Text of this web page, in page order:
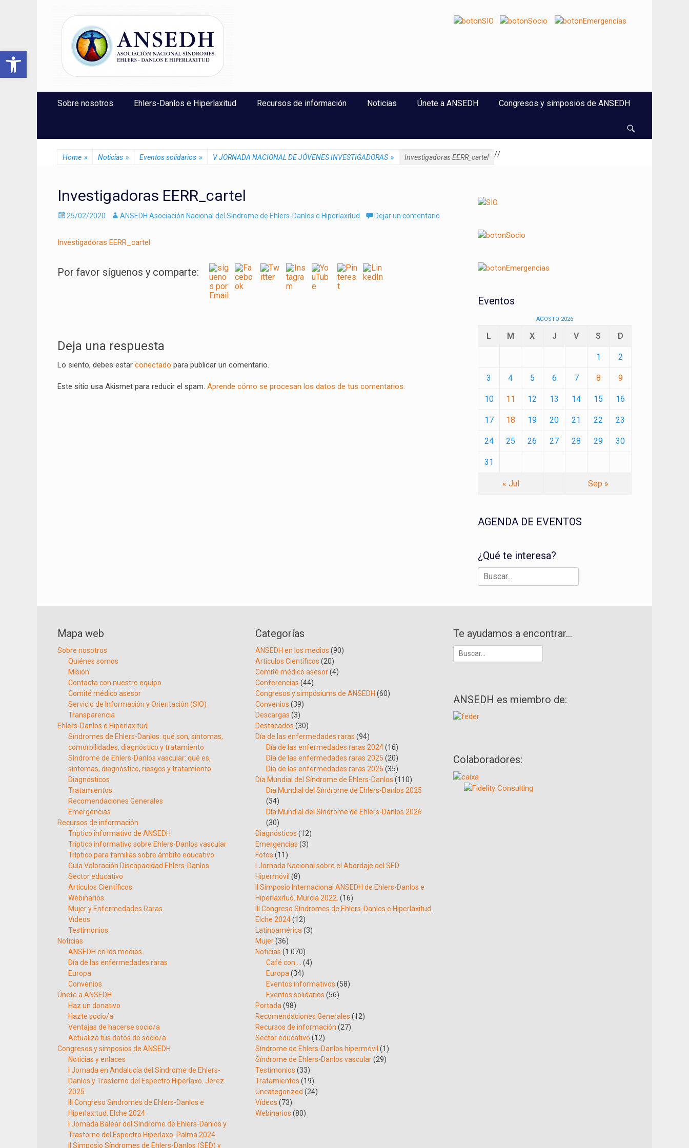
Abrir barra de herramientas
ANSEDH
Menú Principal
Sobre nosotros Ehlers-Danlos e Hiperlaxitud Recursos de información Noticias Únete a ANSEDH Congresos y simposios de ANSEDH
Home » Noticias » /
Eventos solidarios » /
V JORNADA NACIONAL DE JÓVENES INVESTIGADORAS » Investigadoras EERR_cartel
Investigadoras EERR_cartel
Enviado
25/02/2020 AutorANSEDH Asociación Nacional del Síndrome de Ehlers-Danlos e Hiperlaxitud Dejar un comentario
Investigadoras EERR_cartel
Por favor síguenos y comparte:
de
entradas
Deja una respuesta
Lo siento, debes estar conectado para publicar un comentario.
Este sitio usa Akismet para reducir el spam. Aprende cómo se procesan los datos de tus comentarios.
Eventos
AGOSTO 2026
L M X J V S D
1 2
3 4 5 6 7 8 9
10 11 12 13 14 15 16
17 18 19 20 21 22 23
24 25 26 27 28 29 30
31
« Jul Sep »
AGENDA DE EVENTOS
¿Qué te interesa?
Buscar:
Mapa web
Sobre nosotros
Quiénes somos
Misión
Contacta con nuestro equipo
Comité médico asesor
Servicio de Información y Orientación (SIO)
Transparencia
Ehlers-Danlos e Hiperlaxitud
Síndromes de Ehlers-Danlos: qué son, síntomas,
comorbilidades, diagnóstico y tratamiento
Síndrome de Ehlers-Danlos vascular: qué es,
síntomas, diagnóstico, riesgos y tratamiento
Diagnósticos
Tratamientos
Recomendaciones Generales
Emergencias
Recursos de información
Tríptico informativo de ANSEDH
Tríptico informativo sobre Ehlers-Danlos vascular
Tríptico para familias sobre ámbito educativo
Guía Valoración Discapacidad Ehlers-Danlos
Sector educativo
Artículos Científicos
Webinarios
Mujer y Enfermedades Raras
Vídeos
Testimonios
Noticias
ANSEDH en los medios
Día de las enfermedades raras
Europa
Convenios
Únete a ANSEDH
Haz un donativo
Hazte socio/a
Ventajas de hacerse socio/a
Actualiza tus datos de socio/a
Congresos y simposios de ANSEDH
Noticias y enlaces
I Jornada en Andalucía del Síndrome de Ehlers-
Danlos y Trastorno del Espectro Hiperlaxo. Jerez
2025
III Congreso Síndromes de Ehlers-Danlos e
Hiperlaxitud. Elche 2024
I Jornada Balear del Síndrome de Ehlers-Danlos y
Trastorno del Espectro Hiperlaxo. Palma 2024
II Simposio Síndromes de Ehlers-Danlos (SED) y
Categorías
ANSEDH en los medios (90)
Artículos Científicos (20)
Comité médico asesor(4)
Conferencias (44)
Congresos y simpósiums de ANSEDH (60)
Convenios (39)
Descargas (3)
Destacados (30)
Día de las enfermedades raras (94)
Día de las enfermedades raras 2024(16)
Día de las enfermedades raras 2025 (20)
Día de las enfermedades raras 2026 (35)
Día Mundial del Síndrome de Ehlers-Danlos (110)
Día Mundial del Síndrome de Ehlers-Danlos 2025
(34)
Día Mundial del Síndrome de Ehlers-Danlos 2026
(30)
Diagnósticos (12)
Emergencias (3)
Fotos (11)
I Jornada Nacional sobre el Abordaje del SED
Hipermóvil (8)
II Simposio Internacional ANSEDH de Ehlers-Danlos e
Hiperlaxitud. Murcia 2022. (16)
III Congreso Síndromes de Ehlers-Danlos e Hiperlaxitud.
Elche 2024(12)
Latinoamérica (3)
Mujer(36)
Noticias (1.070)
Café con …
(4)
Europa (34)
Eventos informativos (58)
Eventos solidarios (56)
Portada (98)
Recomendaciones Generales (12)
Recursos de información (27)
Sector educativo (12)
Síndrome de Ehlers-Danlos hipermóvil (1)
Síndrome de Ehlers-Danlos vascular(29)
Testimonios (33)
Tratamientos (19)
Uncategorized (24)
Vídeos (73)
Webinarios (80)
Te ayudamos a encontrar…
Buscar:
ANSEDH es miembro de:
Colaboradores: